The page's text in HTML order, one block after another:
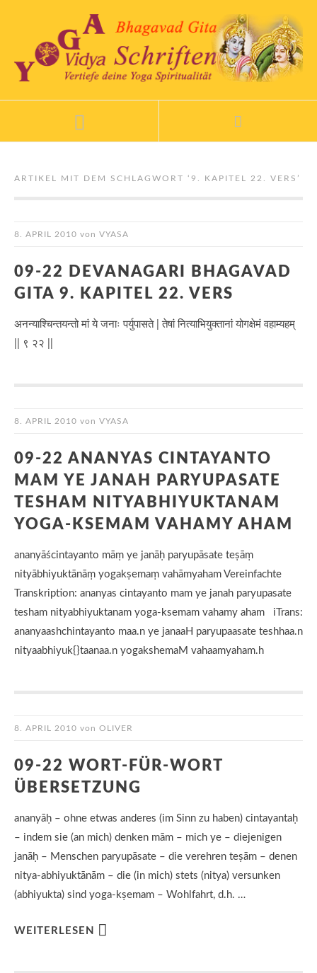
ARTIKEL MIT DEM SCHLAGWORT ‘ 9. KAPITEL 22. VERS ’
8. APRIL 2010 von VYASA
09-22 DEVANAGARI BHAGAVAD
GITA 9. KAPITEL 22. VERS
अनन्याश्चिन्तयन्तो मां ये जनाः पर्युपासते | तेषां नित्याभियुक्तानां योगक्षेमं वहाम्यहम्
|| ९ २२ ||
8. APRIL 2010 von VYASA
09-22 ANANYAS CINTAYANTO
MAM YE JANAH PARYUPASATE
TESHAM NITYABHIYUKTANAM
YOGA-KSEMAM VAHAMY AHAM
ananyāścintayanto māṃ ye janāḥ paryupāsate teṣāṃ
nityābhiyuktānāṃ yogakṣemaṃ vahāmyaham Vereinfachte
Transkription: ananyas cintayanto mam ye janah paryupasate
tesham nityabhiyuktanam yoga-ksemam vahamy aham iTrans:
ananyaashchintayanto maa.n ye janaaH paryupaasate teshhaa.n
nityaabhiyuk{}taanaa.n yogakshemaM vahaamyaham.h
8. APRIL 2010 von OLIVER
09-22 WORT-FÜR-WORT
ÜBERSETZUNG
ananyāḥ – ohne etwas anderes (im Sinn zu haben) cintayantaḥ
– indem sie (an mich) denken mām – mich ye – diejenigen
janāḥ – Menschen paryupāsate – die verehren teṣām – denen
nitya-abhiyuktānām – die (in mich) stets (nitya) versunken
(abhiyukta) sind yoga-kṣemam – Wohlfahrt, d.h. …
WEITERLESEN